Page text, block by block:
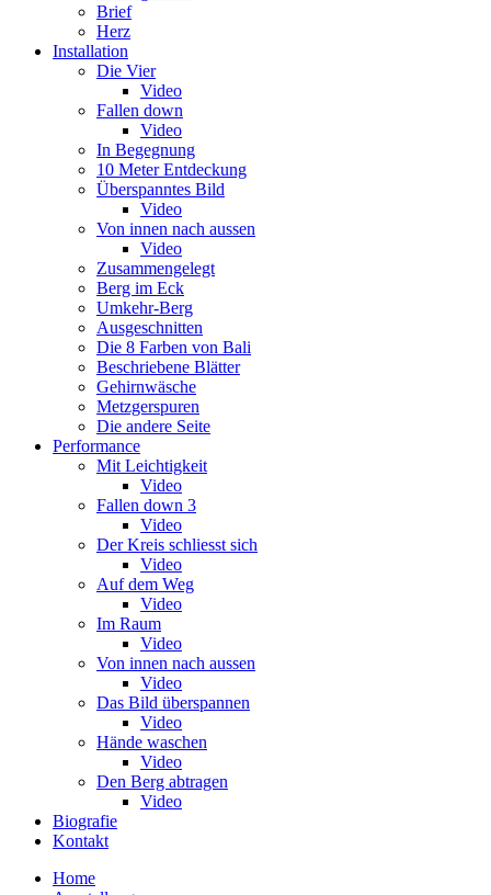
Brief
Herz
Installation
Die Vier
Video
Fallen down
Video
In Begegnung
10 Meter Entdeckung
Überspanntes Bild
Video
Von innen nach aussen
Video
Zusammengelegt
Berg im Eck
Umkehr-Berg
Ausgeschnitten
Die 8 Farben von Bali
Beschriebene Blätter
Gehirnwäsche
Metzgerspuren
Die andere Seite
Performance
Mit Leichtigkeit
Video
Fallen down 3
Video
Der Kreis schliesst sich
Video
Auf dem Weg
Video
Im Raum
Video
Von innen nach aussen
Video
Das Bild überspannen
Video
Hände waschen
Video
Den Berg abtragen
Video
Biografie
Kontakt
Home